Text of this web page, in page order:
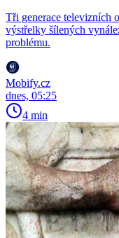
Tři generace televizních
výstřelky šílených
problému.
Mobify.cz
dnes, 05:25
4 min